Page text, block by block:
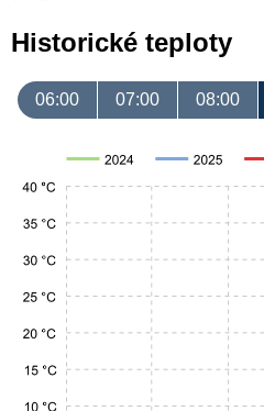
Historické teploty
06:00 07:00 08:00